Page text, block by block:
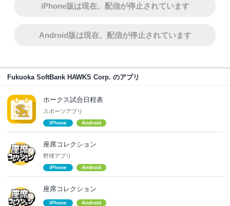
iPhone版は現在、配信が停止されています
Android版は現在、配信が停止されています
Fukuoka SoftBank HAWKS Corp. のアプリ
ホークス試合日程表
スポーツアプリ
iPhone Android
座席コレクション
野球アプリ
iPhone Android
座席コレクション
iPhone Android